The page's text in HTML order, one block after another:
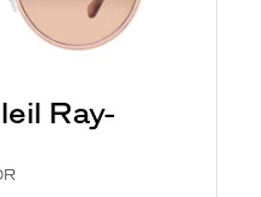
Ray-